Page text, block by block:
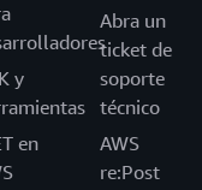
y
en
Abra un
ticket de
soporte
técnico
AWS
re:Post